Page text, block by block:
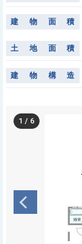
建 物 面 積
土 地 面 積
建 物 構 造
1 / 6